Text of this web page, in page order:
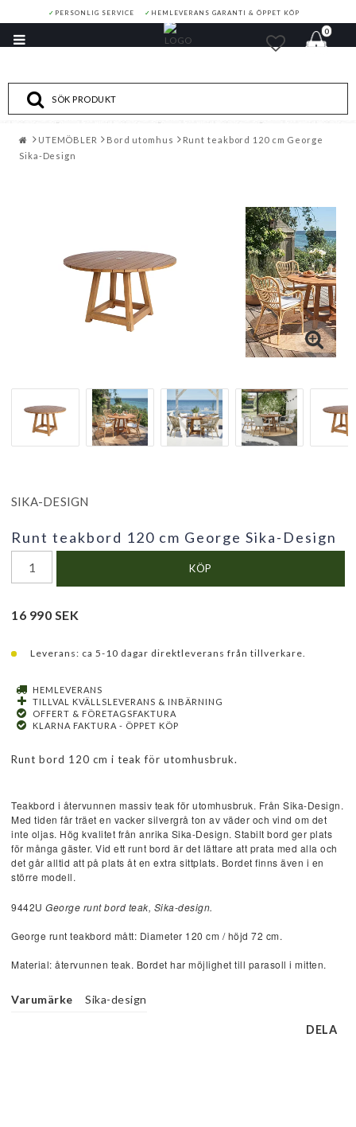
✓ PERSONLIG SERVICE ✓ HEMLEVERANS GARANTI & ÖPPET KÖP
0
Toggle
UTEMÖBLER Bord utomhus
Runt teakbord 120 cm George
Sika-Design
SIKA-DESIGN
Runt teakbord 120 cm George Sika-Design
KÖP
16 990 SEK
Leverans: ca 5-10 dagar direktleverans från tillverkare.
HEMLEVERANS
TILLVAL KVÄLLSLEVERANS & INBÄRNING
OFFERT & FÖRETAGSFAKTURA
KLARNA FAKTURA - ÖPPET KÖP
Runt bord 120 cm i teak för utomhusbruk.
Teakbord i återvunnen massiv teak för utomhusbruk. Från Sika-Design.
Med tiden får träet en vacker silvergrå ton av väder och vind om det
inte oljas. Hög kvalitet från anrika Sika-Design. Stabilt bord ger plats
för många gäster. Vid ett runt bord är det lättare att prata med alla och
det går alltid att på plats åt en extra sittplats. Bordet finns även i en
större modell.
9442U George runt bord teak, Sika-design.
George runt teakbord mått: Diameter 120 cm / höjd 72 cm.
Material: återvunnen teak. Bordet har möjlighet till parasoll i mitten.
Varumärke Sika-design
DELA